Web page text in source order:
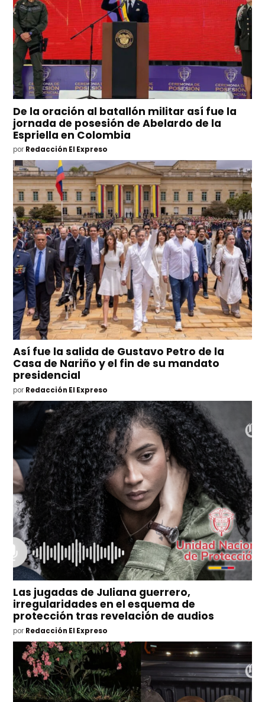
De la oración al batallón militar así fue la
jornada de posesión de Abelardo de la
Espriella en Colombia
por Redacción El Expreso
Así fue la salida de Gustavo Petro de la
Casa de Nariño y el fin de su mandato
presidencial
por Redacción El Expreso
Las jugadas de Juliana guerrero,
irregularidades en el esquema de
protección tras revelación de audios
por Redacción El Expreso